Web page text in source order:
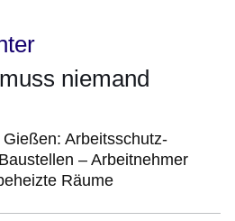
niemand
Arbeitsschutz-
– Arbeitnehmer
Räume